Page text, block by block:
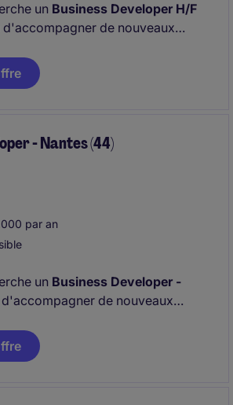
un Business Developer H/F
d'accompagner de nouveaux
et développement,
de développement à
- Nantes (44)
par an
un Business Developer -
de nouveaux
et développement,
de développement à